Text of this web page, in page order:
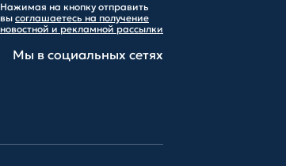
Нажимая на кнопку отправить
вы соглашаетесь на получение
новостной и рекламной рассылки
Мы в социальных сетях